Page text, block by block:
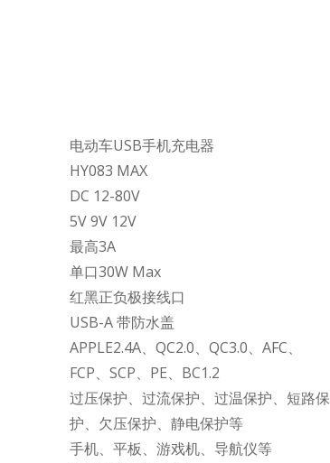
电动车USB手机充电器
HY083 MAX
DC 12-80V
5V 9V 12V
最高3A
单口30W Max
红黑正负极接线口
USB-A 带防水盖
APPLE2.4A、QC2.0、QC3.0、AFC、
FCP、SCP、PE、BC1.2
过压保护、过流保护、过温保护、短路保
护、欠压保护、静电保护等
手机、平板、游戏机、导航仪等